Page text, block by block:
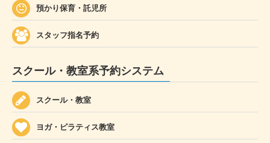
預かり保育・託児所
スタッフ指名予約
スクール・教室系予約システム
スクール・教室
ヨガ・ピラティス教室